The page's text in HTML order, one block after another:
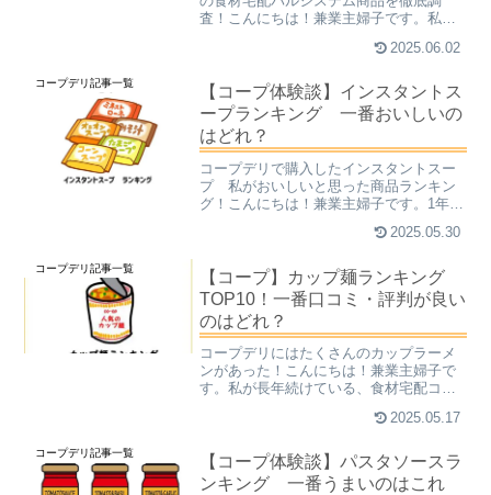
査！こんにちは！兼業主婦子です。私が
ス、パルシステムのことを、少しお話し
て方にこだわった鶏や牛、豚...
2025.06.02
コープデリ記事一覧
【コープ体験談】インスタントス
ープランキング 一番おいしいの
はどれ？
コープデリで購入したインスタントスー
プ 私がおいしいと思った商品ランキン
グ！こんにちは！兼業主婦子です。1年中
湯を注げば、すぐに食べられちゃうこと
す。粉タイプのインスタン...
2025.05.30
コープデリ記事一覧
【コープ】カップ麺ランキング
TOP10！一番口コミ・評判が良い
のはどれ？
コープデリにはたくさんのカップラーメ
ンがあった！こんにちは！兼業主婦子で
す。私が長年続けている、食材宅配コー
とっても、何十種類もあります。お湯を
ップ麺は値段も安いことか...
2025.05.17
コープデリ記事一覧
【コープ体験談】パスタソースラ
ンキング 一番うまいのはこれ